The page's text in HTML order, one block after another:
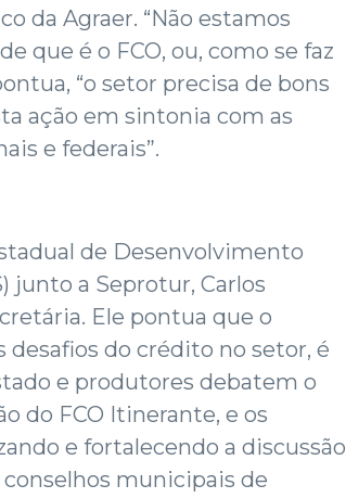
da Agraer. “Não estamos
que é o FCO, ou, como se faz
“o setor precisa de bons
ação em sintonia com as
e federais”.
de Desenvolvimento
junto a Seprotur, Carlos
Ele pontua que o
desafios do crédito no setor, é
e produtores debatem o
do FCO Itinerante, e os
e fortalecendo a discussão
conselhos municipais de